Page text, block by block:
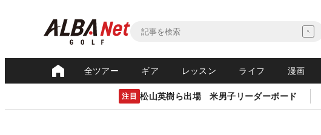
全ツアー ギア レッスン ライフ 漫画
注目 松山英樹ら出場 米男子リーダーボード